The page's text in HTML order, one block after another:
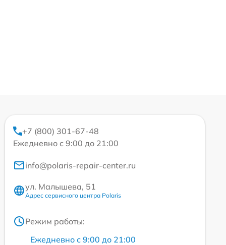
+7 (800) 301-67-48
Ежедневно с 9:00 до 21:00
info@polaris-repair-center.ru
ул. Малышева, 51
Адрес сервисного центра Polaris
Режим работы:
Ежедневно с 9:00 до 21:00